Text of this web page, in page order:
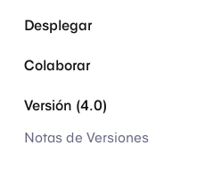
Desplegar
Colaborar
Versión (4.0)
Notas de Versiones